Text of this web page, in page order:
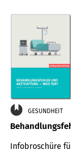
GESUNDHEIT
Infobroschüre